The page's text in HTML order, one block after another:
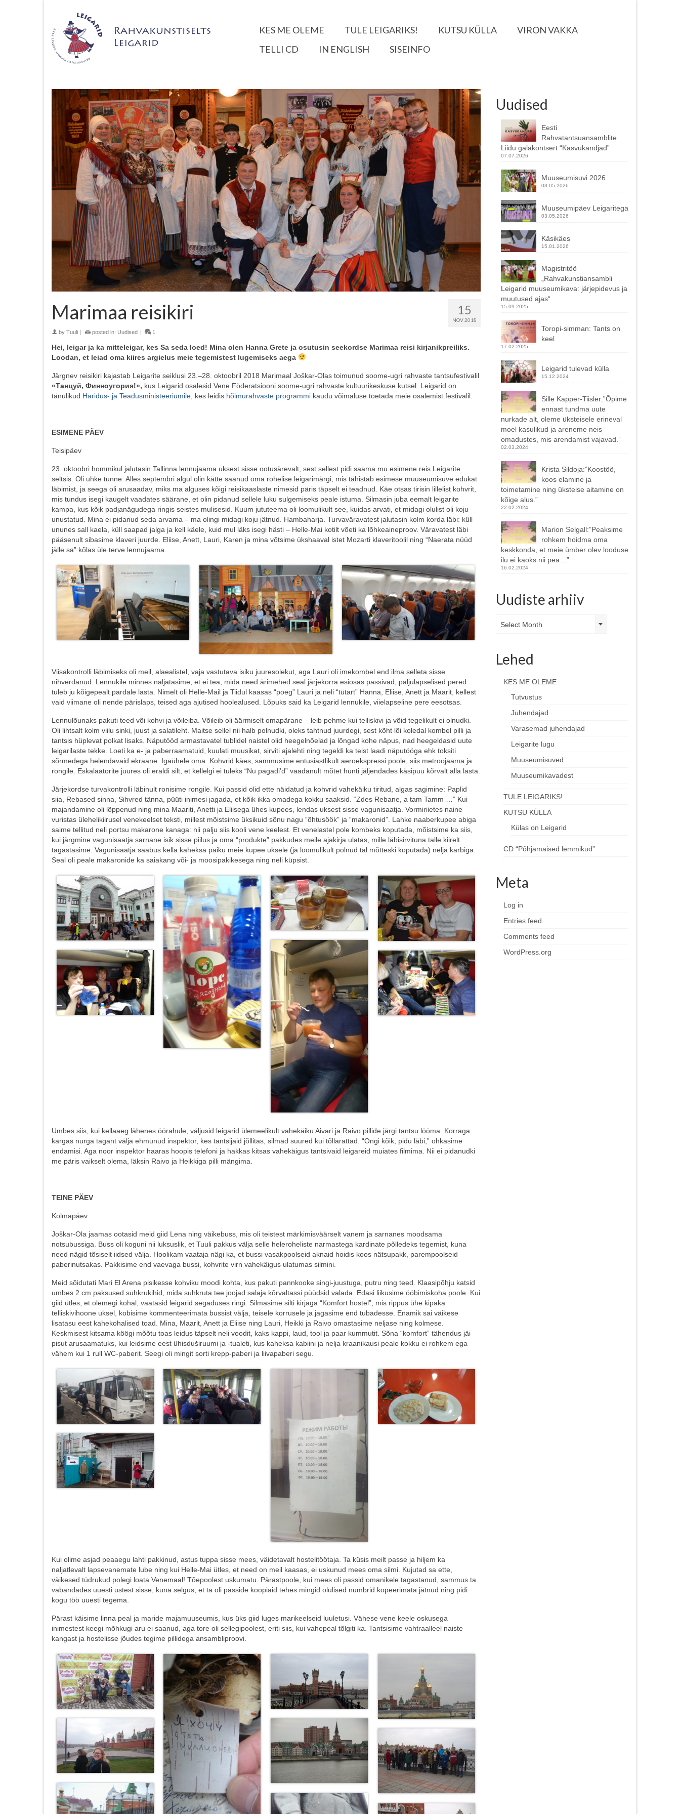
KES ME OLEME TULE LEIGARIKS! KUTSU KÜLLA
VIRON VAKKA
TELLI CD
IN ENGLISH SISEINFO
15
NOV 2018
Marimaa reisikiri
by Tuuli | posted in: Uudised | 1
Hei, leigar ja ka mitteleigar, kes Sa seda loed! Mina olen Hanna Grete ja osutusin seekordse Marimaa reisi kirjanikpreiliks.
Loodan, et leiad oma kiires argielus meie tegemistest lugemiseks aega
Järgnev reisikiri kajastab Leigarite seiklusi 23.–28. oktoobril 2018 Marimaal Joškar-Olas toimunud soome-ugri rahvaste tantsufestivalil
«Танцуй, Финноугория!», kus Leigarid osalesid Vene Föderatsiooni soome-ugri rahvaste kultuurikeskuse kutsel. Leigarid on
tänulikud Haridus- ja Teadusministeeriumile , kes leidis hõimurahvaste programmi kaudu võimaluse toetada meie osalemist festivalil.
ESIMENE PÄEV
Teisipäev
23. oktoobri hommikul jalutasin Tallinna lennujaama uksest sisse ootusärevalt, sest sellest pidi saama mu esimene reis Leigarite
seltsis. Oli uhke tunne. Alles septembri algul olin kätte saanud oma rohelise leigarimärgi, mis tähistab esimese muuseumisuve edukat
läbimist, ja seega oli arusaadav, miks ma alguses kõigi reisikaaslaste nimesid päris täpselt ei teadnud. Käe otsas tirisin lillelist kohvrit,
mis tundus isegi kaugelt vaadates säärane, et olin pidanud sellele luku sulgemiseks peale istuma. Silmasin juba eemalt leigarite
kampa, kus kõik padjanägudega ringis seistes mulisesid. Kuum jututeema oli loomulikult see, kuidas arvati, et midagi olulist oli koju
unustatud. Mina ei pidanud seda arvama – ma olingi midagi koju jätnud. Hambaharja. Turvaväravatest jalutasin kolm korda läbi: küll
ununes sall kaela, küll saapad jalga ja kell käele, kuid mul läks isegi hästi – Helle-Mai kotilt võeti ka lõhkeaineproov. Väravatest läbi
pääsenult sibasime klaveri juurde. Eliise, Anett, Lauri, Karen ja mina võtsime ükshaaval istet Mozarti klaveritoolil ning “Naerata nüüd
jälle sa” kõlas üle terve lennujaama.
Viisakontrolli läbimiseks oli meil, alaealistel, vaja vastutava isiku juuresolekut, aga Lauri oli imekombel end ilma selleta sisse
nihverdanud. Lennukile minnes naljatasime, et ei tea, mida need ärimehed seal järjekorra esiosas passivad, paljulapselised pered
tuleb ju kõigepealt pardale lasta. Nimelt oli Helle-Mail ja Tiidul kaasas “poeg” Lauri ja neli “tütart” Hanna, Eliise, Anett ja Maarit, kellest
vaid viimane oli nende pärislaps, teised aga ajutised hoolealused. Lõpuks said ka Leigarid lennukile, viielapseline pere eesotsas.
Lennulõunaks pakuti teed või kohvi ja võileiba. Võileib oli äärmiselt omapärane – leib pehme kui telliskivi ja võid tegelikult ei olnudki.
Oli lihtsalt kolm viilu sinki, juust ja salatileht. Maitse sellel nii halb polnudki, oleks tahtnud juurdegi, sest kõht lõi koledal kombel pilli ja
tantsis hüplevat polkat lisaks. Näputööd armastavatel tublidel naistel olid heegelnõelad ja lõngad kohe näpus, nad heegeldasid uute
leigarilaste tekke. Loeti ka e- ja paberraamatuid, kuulati muusikat, sirviti ajalehti ning tegeldi ka teist laadi näputööga ehk toksiti
sõrmedega helendavaid ekraane. Igaühele oma. Kohvrid käes, sammusime entusiastlikult aeroekspressi poole, siis metroojaama ja
rongile. Eskalaatorite juures oli eraldi silt, et kellelgi ei tuleks “Nu pagadi’d” vaadanult mõtet hunti jäljendades käsipuu kõrvalt alla lasta.
Järjekordse turvakontrolli läbinult ronisime rongile. Kui passid olid ette näidatud ja kohvrid vahekäiku tiritud, algas sagimine: Paplid
siia, Rebased sinna, Sihvred tänna, püüti inimesi jagada, et kõik ikka omadega kokku saaksid. “Zdes Rebane, a tam Tamm …” Kui
majandamine oli lõppenud ning mina Maariti, Anetti ja Eliisega ühes kupees, lendas uksest sisse vagunisaatja. Vormiriietes naine
vuristas ülehelikiirusel venekeelset teksti, millest mõistsime üksikuid sõnu nagu “õhtusöök” ja “makaronid”. Lahke naaberkupee abiga
saime tellitud neli portsu makarone kanaga: nii palju siis kooli vene keelest. Et venelastel pole kombeks koputada, mõistsime ka siis,
kui järgmine vagunisaatja sarnane isik sisse piilus ja oma “produkte” pakkudes meile ajakirja ulatas, mille läbisirvituna talle kiirelt
tagastasime. Vagunisaatja saabus kella kaheksa paiku meie kupee uksele (ja loomulikult polnud tal mõtteski koputada) nelja karbiga.
Seal oli peale makaronide ka saiakang või- ja moosipakikesega ning neli küpsist.
Umbes siis, kui kellaaeg lähenes öörahule, väljusid leigarid ülemeelikult vahekäiku Aivari ja Raivo pillide järgi tantsu lööma. Korraga
kargas nurga tagant välja ehmunud inspektor, kes tantsijaid jõllitas, silmad suured kui tõllarattad. “Ongi kõik, pidu läbi,” ohkasime
endamisi. Aga noor inspektor haaras hoopis telefoni ja hakkas kitsas vahekäigus tantsivaid leigareid muiates filmima. Nii ei pidanudki
me päris vaikselt olema, läksin Raivo ja Heikkiga pilli mängima.
TEINE PÄEV
Kolmapäev
Joškar-Ola jaamas ootasid meid giid Lena ning väikebuss, mis oli teistest märkimisväärselt vanem ja sarnanes moodsama
notsubussiga. Buss oli koguni nii luksuslik, et Tuuli pakkus välja selle heleroheliste narmastega kardinate põlledeks tegemist, kuna
need nägid tõsiselt iidsed välja. Hoolikam vaataja nägi ka, et bussi vasakpoolseid aknaid hoidis koos nätsupakk, parempoolseid
paberinutsakas. Pakkisime end vaevaga bussi, kohvrite virn vahekäigus ulatumas silmini.
Meid sõidutati Mari El Arena pisikesse kohviku moodi kohta, kus pakuti pannkooke singi-juustuga, putru ning teed. Klaasipõhju katsid
umbes 2 cm paksused suhkrukihid, mida suhkruta tee joojad salaja kõrvaltassi püüdsid valada. Edasi liikusime ööbimiskoha poole. Kui
giid ütles, et olemegi kohal, vaatasid leigarid segaduses ringi. Silmasime silti kirjaga “Komfort hostel”, mis rippus ühe kipaka
telliskivihoone uksel, kobisime kommenteerimata bussist välja, teisele korrusele ja jagasime end tubadesse. Enamik sai väikese
lisatasu eest kahekohalised toad. Mina, Maarit, Anett ja Eliise ning Lauri, Heikki ja Raivo omastasime neljase ning kolmese.
Keskmisest kitsama köögi mõõtu toas leidus täpselt neli voodit, kaks kappi, laud, tool ja paar kummutit. Sõna “komfort” tähendus jäi
pisut arusaamatuks, kui leidsime eest ühisduširuumi ja -tualeti, kus kaheksa kabiini ja nelja kraanikausi peale kokku ei rohkem ega
vähem kui 1 rull WC-paberit. Seegi oli mingit sorti krepp-paberi ja liivapaberi segu.
Kui olime asjad peaaegu lahti pakkinud, astus tuppa sisse mees, väidetavalt hostelitöötaja. Ta küsis meilt passe ja hiljem ka
naljatlevalt lapsevanemate lube ning kui Helle-Mai ütles, et need on meil kaasas, ei uskunud mees oma silmi. Kujutad sa ette,
väikesed tüdrukud polegi loata Venemaal! Tõepoolest uskumatu. Pärastpoole, kui mees oli passid omanikele tagastanud, sammus ta
vabandades uuesti ustest sisse, kuna selgus, et ta oli passide koopiaid tehes mingid olulised numbrid kopeerimata jätnud ning pidi
kogu töö uuesti tegema.
Pärast käisime linna peal ja maride majamuuseumis, kus üks giid luges marikeelseid luuletusi. Vähese vene keele oskusega
inimestest keegi mõhkugi aru ei saanud, aga tore oli sellegipoolest, eriti siis, kui vahepeal tõlgiti ka. Tantsisime vahtraalleel naiste
kangast ja hostelisse jõudes tegime pillidega ansambliproovi.
Uudised
Eesti
Rahvatantsuansamblite
Liidu galakontsert “Kasvukandjad”
07.07.2026
Muuseumisuvi 2026
03.05.2026
Muuseumipäev Leigaritega
03.05.2026
Käsikäes
15.01.2026
Magistritöö
„Rahvakunstiansambli
Leigarid muuseumikava: järjepidevus ja
muutused ajas“
15.09.2025
Toropi-simman: Tants on
keel
17.02.2025
Leigarid tulevad külla
15.12.2024
Sille Kapper-Tiisler:”Õpime
ennast tundma uute
nurkade alt, oleme üksteisele erineval
moel kasulikud ja areneme neis
omadustes, mis arendamist vajavad.”
02.03.2024
Krista Sildoja:”Koostöö,
koos elamine ja
toimetamine ning üksteise aitamine on
kõige alus.”
22.02.2024
Marion Selgall:”Peaksime
rohkem hoidma oma
keskkonda, et meie ümber olev looduse
ilu ei kaoks nii pea…”
16.02.2024
Uudiste arhiiv
arhiiv
Select Month
Lehed
KES ME OLEME
Tutvustus
Juhendajad
Varasemad juhendajad
Leigarite lugu
Muuseumisuved
Muuseumikavadest
TULE LEIGARIKS!
KUTSU KÜLLA
Külas on Leigarid
CD “Põhjamaised lemmikud”
Meta
Log in
Entries feed
Comments feed
WordPress.org